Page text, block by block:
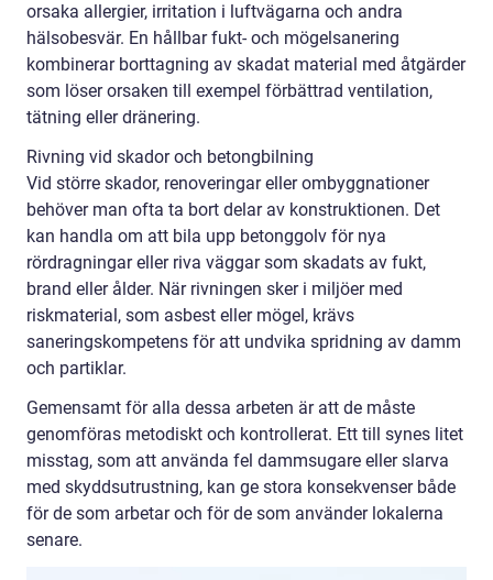
orsaka allergier, irritation i luftvägarna och andra
hälsobesvär. En hållbar fukt- och mögelsanering
kombinerar borttagning av skadat material med åtgärder
som löser orsaken till exempel förbättrad ventilation,
tätning eller dränering.
Rivning vid skador och betongbilning
Vid större skador, renoveringar eller ombyggnationer
behöver man ofta ta bort delar av konstruktionen. Det
kan handla om att bila upp betonggolv för nya
rördragningar eller riva väggar som skadats av fukt,
brand eller ålder. När rivningen sker i miljöer med
riskmaterial, som asbest eller mögel, krävs
saneringskompetens för att undvika spridning av damm
och partiklar.
Gemensamt för alla dessa arbeten är att de måste
genomföras metodiskt och kontrollerat. Ett till synes litet
misstag, som att använda fel dammsugare eller slarva
med skyddsutrustning, kan ge stora konsekvenser både
för de som arbetar och för de som använder lokalerna
senare.